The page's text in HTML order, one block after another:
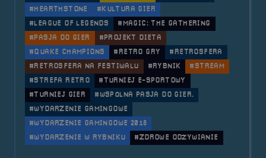
#HEARTHSTONE
#KULTURA GIER
#LEAGUE OF LEGENDS
#MAGIC: THE GATHERING
#PASJA DO GIER
#PROJEKT DIETA
#QUAKE CHAMPIONS
#RETRO GRY
#RETROSFERA
#RETROSFERA NA FESTIWALU
#RYBNIK
#STREAM
#STREFA RETRO
#TURNIEJ E-SPORTOWY
#TURNIEJ GIER
#WSPÓLNA PASJA DO GIER.
#WYDARZENIE GAMINGOWE
#WYDARZENIE GAMINGOWE 2018
#WYDARZENIE W RYBNIKU
#ZDROWE ODŻYWIANIE